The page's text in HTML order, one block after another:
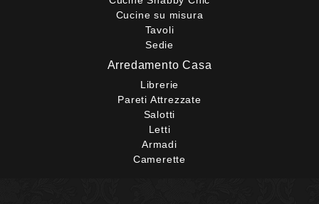
Cucine su misura
Tavoli
Sedie
Arredamento Casa
Librerie
Pareti Attrezzate
Salotti
Letti
Armadi
Camerette